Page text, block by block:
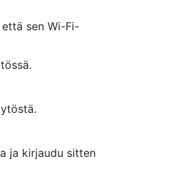
sen Wi-Fi-
ja kirjaudu sitten